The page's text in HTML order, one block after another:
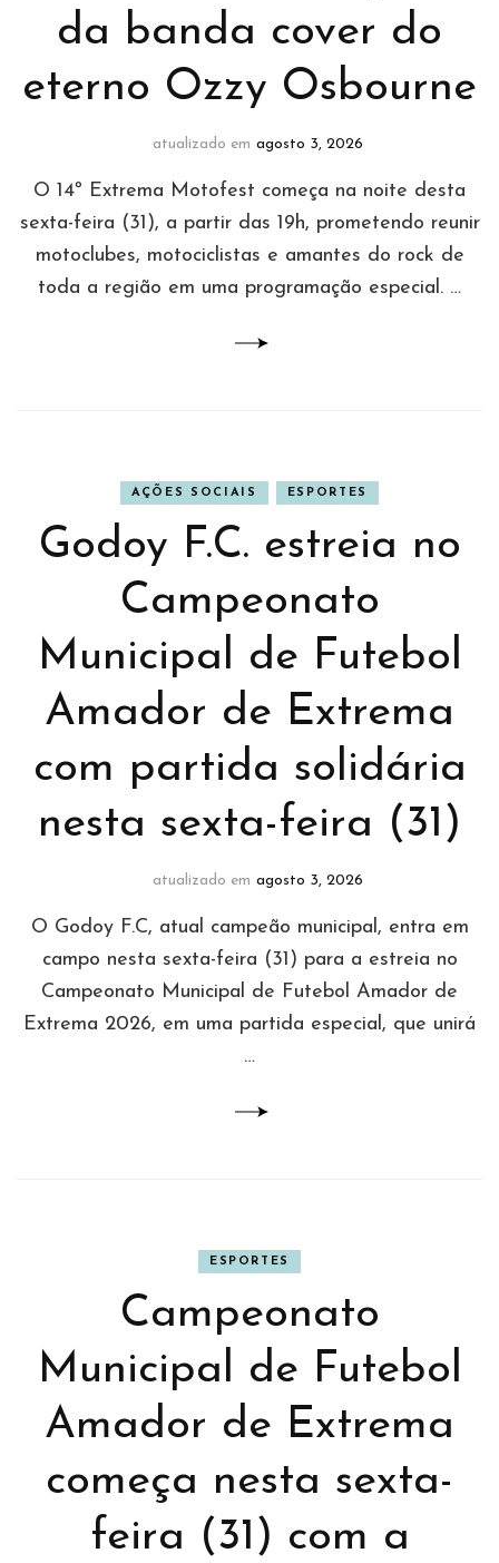
da banda cover do
eterno Ozzy Osbourne
atualizado em agosto 3, 2026
O 14º Extrema Motofest começa na noite desta
sexta-feira (31), a partir das 19h, prometendo reunir
motoclubes, motociclistas e amantes do rock de
toda a região em uma programação especial. …
AÇÕES SOCIAIS ESPORTES
Godoy F.C. estreia no
Campeonato
Municipal de Futebol
Amador de Extrema
com partida solidária
nesta sexta-feira (31)
atualizado em agosto 3, 2026
O Godoy F.C, atual campeão municipal, entra em
campo nesta sexta-feira (31) para a estreia no
Campeonato Municipal de Futebol Amador de
Extrema 2026, em uma partida especial, que unirá
…
ESPORTES
Campeonato
Municipal de Futebol
Amador de Extrema
começa nesta sexta-
feira (31) com a